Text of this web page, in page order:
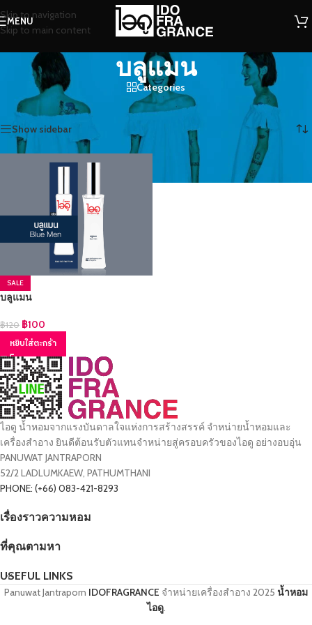
Skip to navigation
Skip to main content
MENU
บลูแมน
Categories
หน้าหลัก/สินค้าที่มีป้ายกำกับ “บลูแมน” แสดง 1 รายการ
Show sidebar
SALE
บลูแมน
฿120 ฿100
หยิบใส่ตะกร้า
ไอดู น้ำหอมจากแรงบันดาลใจแห่งการสร้างสรรค์ จำหน่ายน้ำหอมและ
เครื่องสำอาง ยินดีต้อนรับตัวแทนจำหน่ายสู่ครอบครัวของไอดู อย่างอบอุ่น
PANUWAT JANTRAPORN
52/2 LADLUMKAEW, PATHUMTHANI
PHONE: (+66) 083-421-8293
เรื่องราวความหอม
ที่คุณตามหา
USEFUL LINKS
Panuwat Jantraporn IDOFRAGRANCE จำหน่ายเครื่องสำอาง 2025 น้ำหอม
ไอดู.